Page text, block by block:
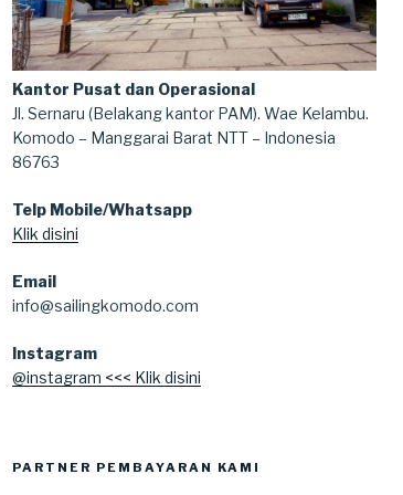
Kantor Pusat dan Operasional
Jl. Sernaru (Belakang kantor PAM). Wae Kelambu.
Komodo – Manggarai Barat NTT – Indonesia
86763
Telp Mobile/Whatsapp
Klik disini
Email
info@sailingkomodo.com
Instagram
@instagram <<< Klik disini
PARTNER PEMBAYARAN KAMI